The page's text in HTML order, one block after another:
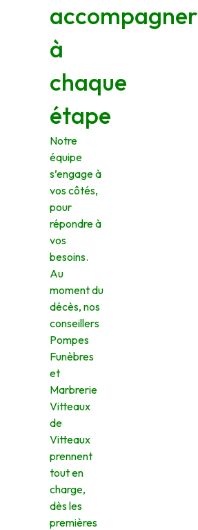
accompagner
à
chaque
étape
Notre
équipe
s’engage à
vos côtés,
pour
répondre à
vos
besoins.
Au
moment du
décès, nos
conseillers
Pompes
Funèbres
et
Marbrerie
Vitteaux
de
Vitteaux
prennent
tout en
charge,
dès les
premières